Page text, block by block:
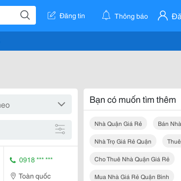
Đăng tin Thông báo
0918 *** ***
Toàn quốc
Bạn có muốn tìm thêm
Nhà Quận Giá Rẻ Bán
Nhà Trọ Giá Rẻ Quận
Cho Thuê Nhà Quận Giá Rẻ
Mua Nhà Giá Rẻ Quận Bình